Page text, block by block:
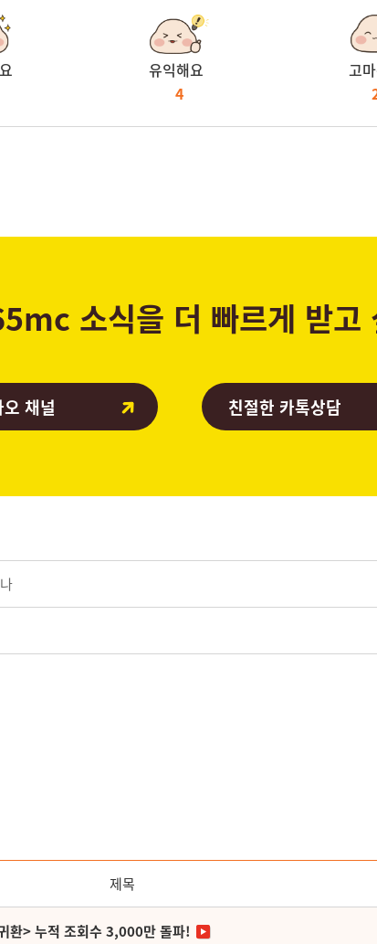
유익해요
4
고
소식을 더 빠르게 받고
채널 친절한 카톡상담
제목
환> 누적 조회수 3,000만 돌파!